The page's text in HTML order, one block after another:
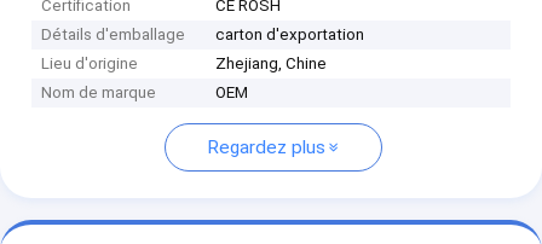
Certification
CE ROSH
Détails d'emballage
carton d'exportation
Lieu d'origine
Zhejiang, Chine
Nom de marque
OEM
Regardez plus